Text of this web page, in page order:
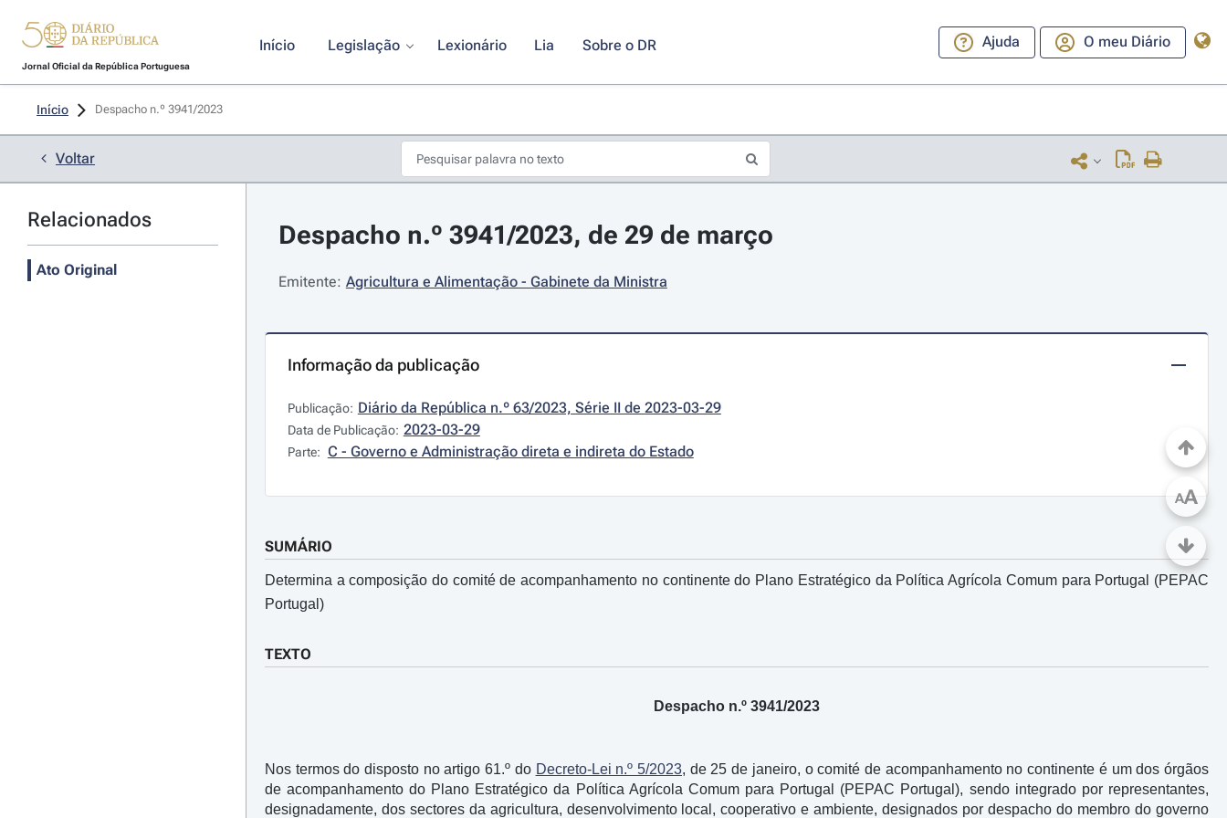
Jornal Oficial da República Portuguesa
Início Legislação Lexionário Lia Sobre o DR Ajuda O meu Diário
Início Despacho n.º 3941/2023
Voltar
Relacionados
Ato Original
Despacho n.º 3941/2023, de 29 de março
Emitente: Agricultura e Alimentação - Gabinete da Ministra
Informação da publicação
Publicação: Diário da República n.º 63/2023, Série II de 2023-03-29
Data de Publicação: 2023-03-29
Parte: C - Governo e Administração direta e indireta do Estado
SUMÁRIO
Determina a composição do comité de acompanhamento no continente do Plano Estratégico da Política Agrícola Comum para Portugal (PEPAC
Portugal)
TEXTO
Despacho n.º 3941/2023
Nos termos do disposto no artigo 61.º do Decreto-Lei n.º 5/2023, de 25 de janeiro, o comité de acompanhamento no continente é um dos órgãos
de acompanhamento do Plano Estratégico da Política Agrícola Comum para Portugal (PEPAC Portugal), sendo integrado por representantes,
designadamente, dos sectores da agricultura, desenvolvimento local, cooperativo e ambiente, designados por despacho do membro do governo
AA